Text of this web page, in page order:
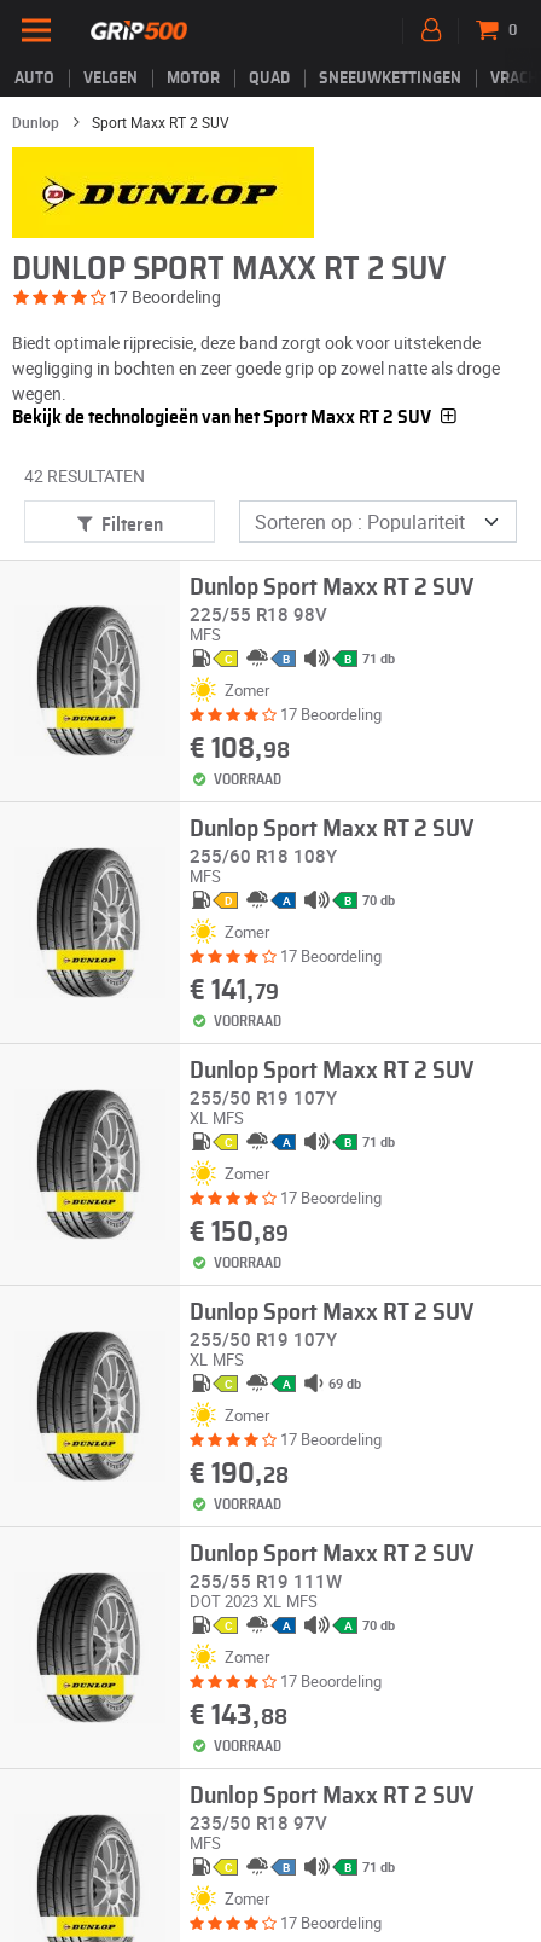
AUTO VELGEN MOTOR QUAD SNEEUWKETTINGEN
0
Dunlop Sport Maxx RT 2 SUV
DUNLOP SPORT MAXX RT 2 SUV
17 Beoordeling
Biedt optimale rijprecisie, deze band zorgt ook voor uitstekende
wegligging in bochten en zeer goede grip op zowel natte als droge
wegen.
Bekijk de technologieën van het Sport Maxx RT 2 SUV
42 RESULTATEN
Filteren
Dunlop Sport Maxx RT 2 SUV
225/55 R18 98V
MFS
C B B 71 db
Zomer
17 Beoordeling
€ 108,98
VOORRAAD
Dunlop Sport Maxx RT 2 SUV
255/60 R18 108Y
MFS
D A B 70 db
Zomer
17 Beoordeling
€ 141,79
VOORRAAD
Dunlop Sport Maxx RT 2 SUV
255/50 R19 107Y
XL MFS
C A B 71 db
Zomer
17 Beoordeling
€ 150,89
VOORRAAD
Dunlop Sport Maxx RT 2 SUV
255/50 R19 107Y
XL MFS
C A 69 db
Zomer
17 Beoordeling
€ 190,28
VOORRAAD
Dunlop Sport Maxx RT 2 SUV
255/55 R19 111W
DOT 2023 XL MFS
C A A 70 db
Zomer
17 Beoordeling
€ 143,88
VOORRAAD
Dunlop Sport Maxx RT 2 SUV
235/50 R18 97V
MFS
C B B 71 db
Zomer
17 Beoordeling